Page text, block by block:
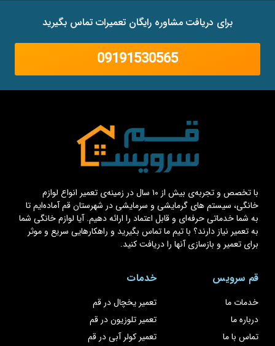
برای دریافت مشاوره رایگان تعمیرات تماس بگیرید
09191530565
با تخصص و تجربه‌ی بیش از ۱۰ سال در زمینه‌ی تعمیر انواع لوازم
خانگی، سیستم های گرمایشی و سرمایشی در شهرستان قم آماده‌ایم تا
به شما خدماتی حرفه‌ای و قابل اعتماد را ارائه دهیم. آیا لوازم خانگی شما
به تعمیر نیاز دارند؟ با تیم ما تماس بگیرید و راهکارهایی سریع و موثر
برای تعمیر و بازسازی آنها را دریافت کنید.
قم سرویس
خدمات ما
درباره ما
تماس با ما
خدمات
تعمیر یخچال در قم
تعمیر تلوزیون در قم
تعمیر کولر آبی در قم